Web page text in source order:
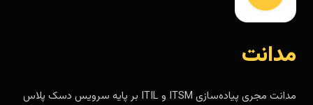
مدانت
مدانت مجری پیاده‌سازی ITSM و ITIL بر پایه سرویس دسک پلاس